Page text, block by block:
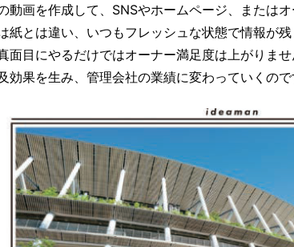
画を作成して、SNSやホームページ、または
紙とは違い、いつもフレッシュな状態で情報が残
目にやるだけではオーナー満足度は上がりま
果を生み、管理会社の業績に変わっていくので